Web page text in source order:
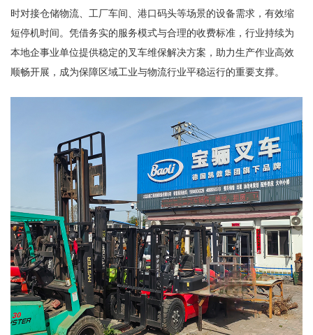
时对接仓储物流、工厂车间、港口码头等场景的设备需求，有效缩
短停机时间。凭借务实的服务模式与合理的收费标准，行业持续为
本地企事业单位提供稳定的叉车维保解决方案，助力生产作业高效
顺畅开展，成为保障区域工业与物流行业平稳运行的重要支撑。